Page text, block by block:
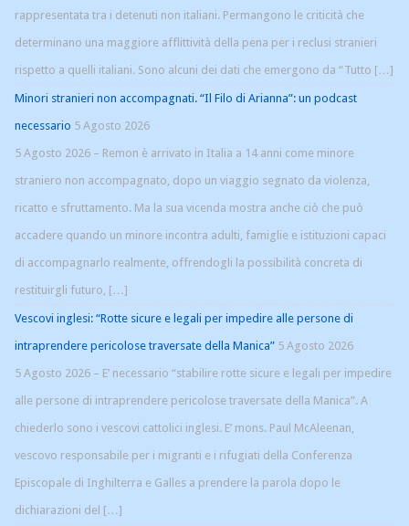
rappresentata tra i detenuti non italiani. Permangono le criticità che
determinano una maggiore afflittività della pena per i reclusi stranieri
rispetto a quelli italiani. Sono alcuni dei dati che emergono da “Tutto […]
Minori stranieri non accompagnati. “Il Filo di Arianna”: un podcast
necessario 5 Agosto 2026
5 Agosto 2026 – Remon è arrivato in Italia a 14 anni come minore
straniero non accompagnato, dopo un viaggio segnato da violenza,
ricatto e sfruttamento. Ma la sua vicenda mostra anche ciò che può
accadere quando un minore incontra adulti, famiglie e istituzioni capaci
di accompagnarlo realmente, offrendogli la possibilità concreta di
restituirgli futuro, […]
Vescovi inglesi: “Rotte sicure e legali per impedire alle persone di
intraprendere pericolose traversate della Manica” 5 Agosto 2026
5 Agosto 2026 – E’ necessario “stabilire rotte sicure e legali per impedire
alle persone di intraprendere pericolose traversate della Manica”. A
chiederlo sono i vescovi cattolici inglesi. E’ mons. Paul McAleenan,
vescovo responsabile per i migranti e i rifugiati della Conferenza
Episcopale di Inghilterra e Galles a prendere la parola dopo le
dichiarazioni del […]